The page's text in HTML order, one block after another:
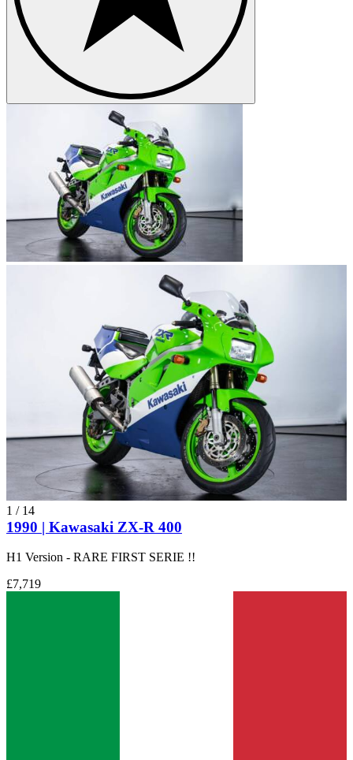
1 / 14
1990 | Kawasaki ZX-R 400
H1 Version - RARE FIRST SERIE !!
£7,719